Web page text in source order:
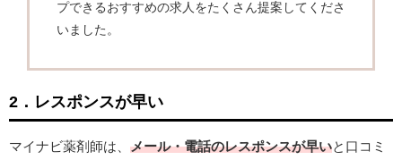
プできるおすすめの求人をたくさん提案してくださ
いました。
2．レスポンスが早い
マイナビ薬剤師は、 メール・電話のレスポンスが早い と口コミ